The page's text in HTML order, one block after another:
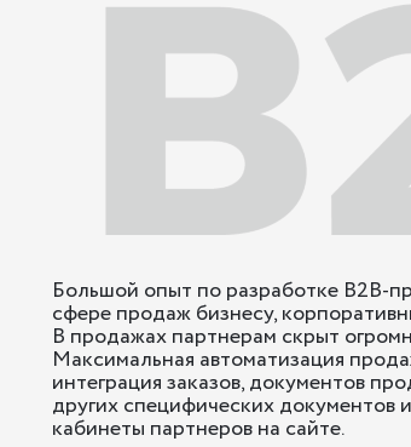
Большой опыт по разработке B2B-
сфере продаж бизнесу,
В продажах партнерам скрыт
Максимальная автоматизация
интеграция заказов, документов
других специфических документов
кабинеты партнеров на сайте.